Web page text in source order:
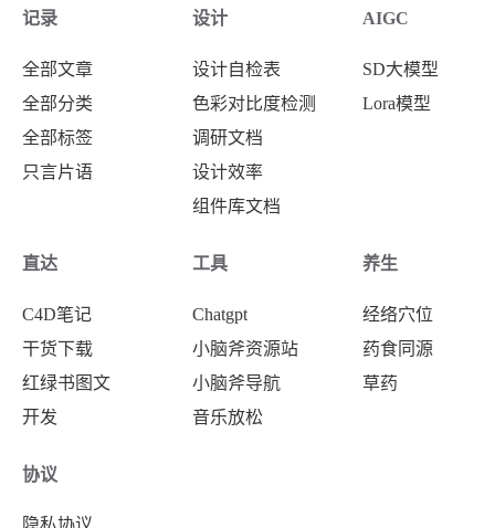
记录
全部文章
全部分类
全部标签
只言片语
设计
设计自检表
色彩对比度检测
调研文档
设计效率
组件库文档
AIGC
SD大模型
Lora模型
直达
C4D笔记
干货下载
红绿书图文
开发
工具
Chatgpt
小脑斧资源站
小脑斧导航
音乐放松
养生
经络穴位
药食同源
草药
协议